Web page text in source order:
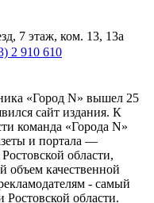
7 этаж, ком. 13, 13а
2 910 610
«Город N» вышел 25
сайт издания. К
команда «Города N»
и портала —
области,
объем качественной
- самый
области.